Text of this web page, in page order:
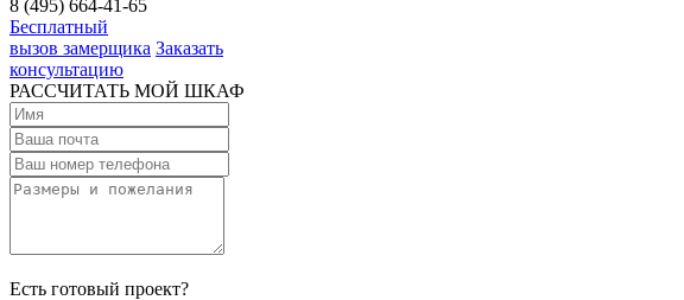
8 (495) 664-41-65
Бесплатный
вызов замерщика Заказать
консультацию
РАССЧИТАТЬ МОЙ ШКАФ
Есть готовый проект?